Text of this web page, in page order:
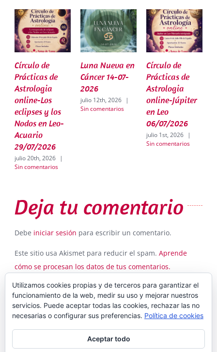
Círculo de
Prácticas de
Astrologia
online-Los
eclipses y los
Nodos en Leo-
Acuario
29/07/2026
julio 20th, 2026
|
Sin comentarios
Luna Nueva en
Cáncer 14-07-
2026
julio 12th, 2026
|
Sin comentarios
Círculo de
Prácticas de
Astrologia
online-Júpiter
en Leo
06/07/2026
julio 1st, 2026
|
Sin comentarios
Deja tu comentario
Debe iniciar sesión para escribir un comentario.
Este sitio usa Akismet para reducir el spam. Aprende
cómo se procesan los datos de tus comentarios.
Utilizamos cookies propias y de terceros para garantizar el
funcionamiento de la web, medir su uso y mejorar nuestros
servicios. Puede aceptar todas las cookies, rechazar las no
necesarias o configurar sus preferencias. Política de cookies
Aceptar todo